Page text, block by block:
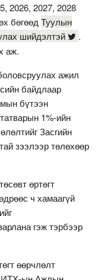
2026, 2027, 2028
бөгөөдТуулын
шийдэлтэй
.
аж.
ажил
байдлаар
бүтээн
1%-ийн
Засгийн
зээлээр төлөхөөр
өртөгт
ч хамаагүй
гэж тэрбээр
өөрчлөлт